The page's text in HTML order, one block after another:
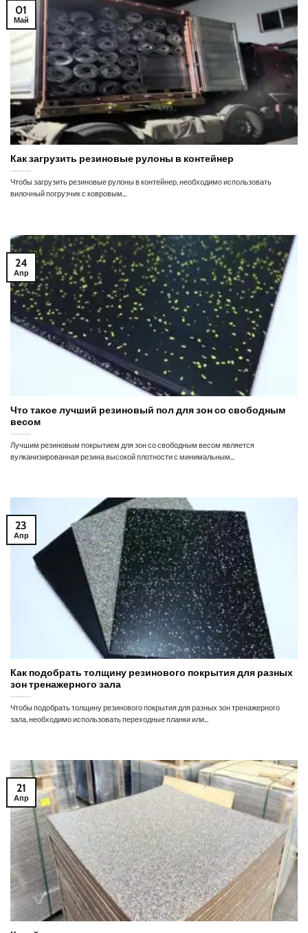
Как загрузить резиновые рулоны в контейнер
Чтобы загрузить резиновые рулоны в контейнер, необходимо использовать
вилочный погрузчик с ковровым...
01
Май
Что такое лучший резиновый пол для зон со свободным
весом
Лучшим резиновым покрытием для зон со свободным весом является
вулканизированная резина высокой плотности с минимальным...
24
Апр
Как подобрать толщину резинового покрытия для разных
зон тренажерного зала
Чтобы подобрать толщину резинового покрытия для разных зон тренажерного
зала, необходимо использовать переходные планки или...
23
Апр
21
Апр